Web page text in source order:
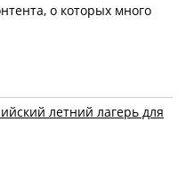
о которых много
летний лагерь для